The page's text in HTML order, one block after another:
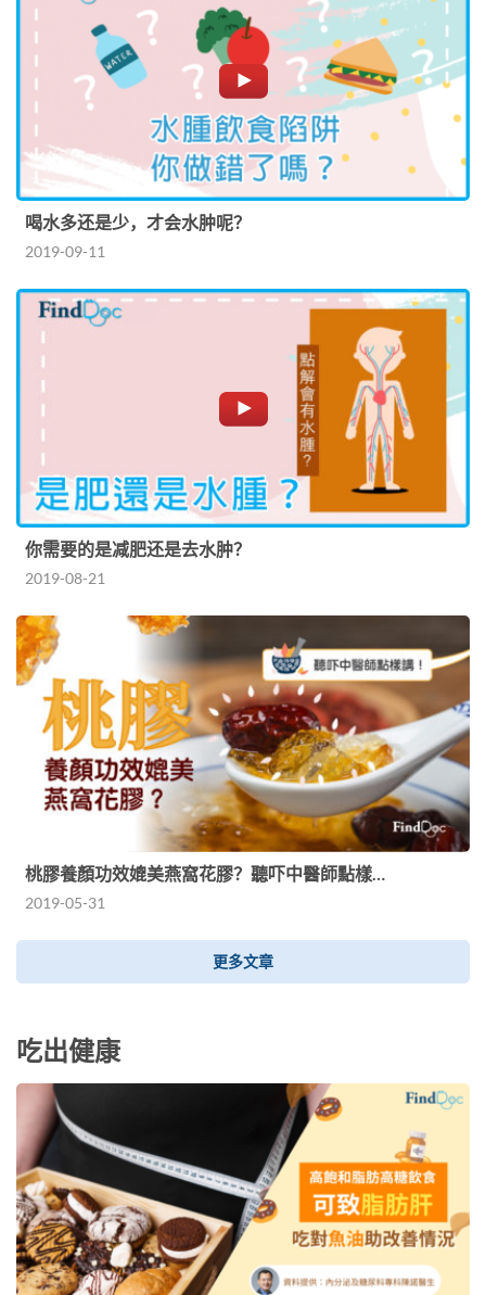
喝水多还是少，才会水肿呢？
2019-09-11
你需要的是减肥还是去水肿？
2019-08-21
桃膠養顏功效媲美燕窩花膠？聽吓中醫師點樣…
2019-05-31
更多文章
吃出健康